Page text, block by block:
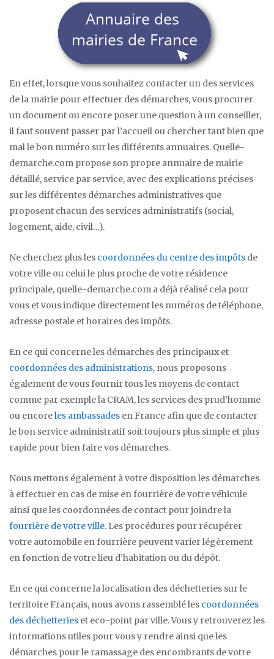
En effet, lorsque vous souhaitez contacter un des services
de la mairie pour effectuer des démarches, vous procurer
un document ou encore poser une question à un conseiller,
il faut souvent passer par l’accueil ou chercher tant bien que
mal le bon numéro sur les différents annuaires. Quelle-
demarche.com propose son propre annuaire de mairie
détaillé, service par service, avec des explications précises
sur les différentes démarches administratives que
proposent chacun des services administratifs (social,
logement, aide, civil…).
Ne cherchez plus les coordonnées du centre des impôts de
votre ville ou celui le plus proche de votre résidence
principale, quelle-demarche.com a déjà réalisé cela pour
vous et vous indique directement les numéros de téléphone,
adresse postale et horaires des impôts.
En ce qui concerne les démarches des principaux et
coordonnées des administrations, nous proposons
également de vous fournir tous les moyens de contact
comme par exemple la CRAM, les services des prud’homme
ou encoreles ambassades en France afin que de contacter
le bon service administratif soit toujours plus simple et plus
rapide pour bien faire vos démarches.
Nous mettons également à votre disposition les démarches
à effectuer en cas de mise en fourrière de votre véhicule
ainsi que les coordonnées de contact pour joindre la
fourrière de votre ville. Les procédures pour récupérer
votre automobile en fourrière peuvent varier légèrement
en fonction de votre lieu d’habitation ou du dépôt.
En ce qui concerne la localisation des déchetteries sur le
territoire Français, nous avons rassemblé les coordonnées
des déchetteries et eco-point par ville. Vous y retrouverez les
informations utiles pour vous y rendre ainsi que les
démarches pour le ramassage des encombrants de votre